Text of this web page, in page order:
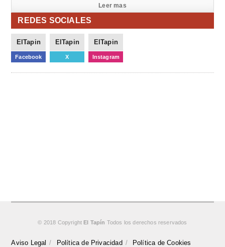
Leer mas
REDES SOCIALES
ElTapin
Facebook
ElTapin
X
ElTapin
Instagram
© 2018 Copyright El Tapín Todos los derechos reservados
Aviso Legal Política de Privacidad Política de Cookies